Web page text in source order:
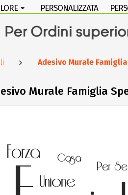
Adesivo Murale
Murale Famiglia
PERSONALIZZATA